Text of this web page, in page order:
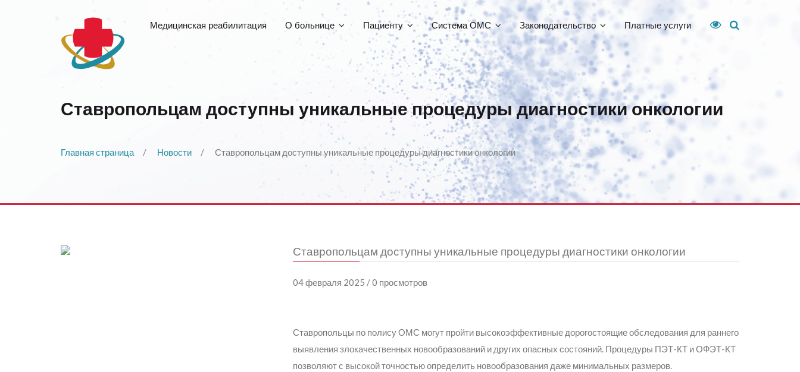
Медицинская реабилитация О больнице Пациенту Система ОМС Законодательство Платные услуги
Ставропольцам доступны уникальные процедуры диагностики онкологии
Главная страница Новости Ставропольцам доступны уникальные процедуры диагностики онкологии
Ставропольцам доступны уникальные процедуры диагностики онкологии
04 февраля 2025 / 0 просмотров
Ставропольцы по полису ОМС могут пройти высокоэффективные дорогостоящие обследования для раннего
выявления злокачественных новообразований и других опасных состояний. Процедуры ПЭТ-КТ и ОФЭТ-КТ
позволяют с высокой точностью определить новообразования даже минимальных размеров.